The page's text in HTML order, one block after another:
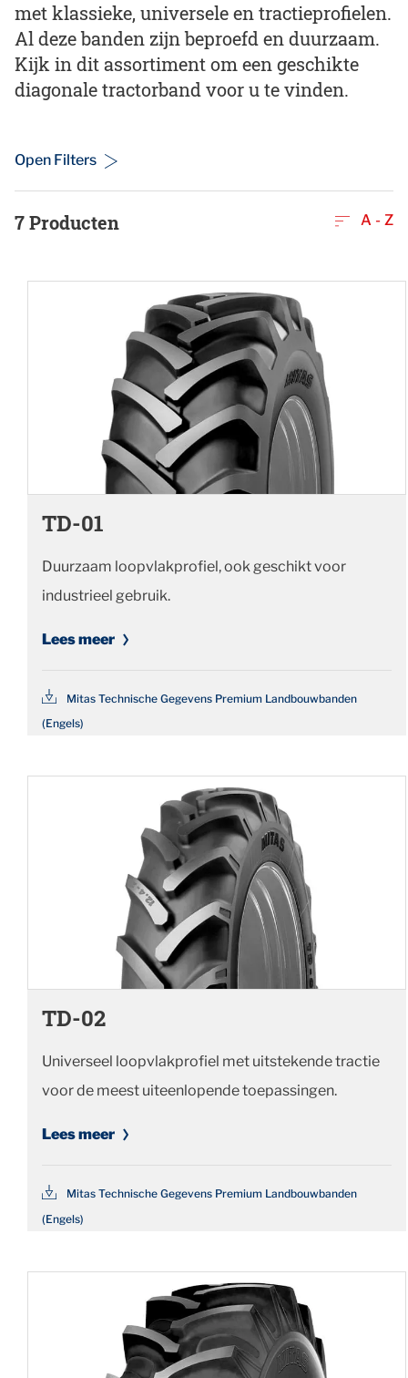
met klassieke, universele en tractieprofielen.
Al deze banden zijn beproefd en duurzaam.
Kijk in dit assortiment om een geschikte
diagonale tractorband voor u te vinden.
Open Filters
7Producten A - Z
TD-01
Duurzaam loopvlakprofiel, ook geschikt voor
industrieel gebruik.
Lees meer
Mitas Technische Gegevens Premium Landbouwbanden
(Engels)
TD-02
Universeel loopvlakprofiel met uitstekende tractie
voor de meest uiteenlopende toepassingen.
Lees meer
Mitas Technische Gegevens Premium Landbouwbanden
(Engels)